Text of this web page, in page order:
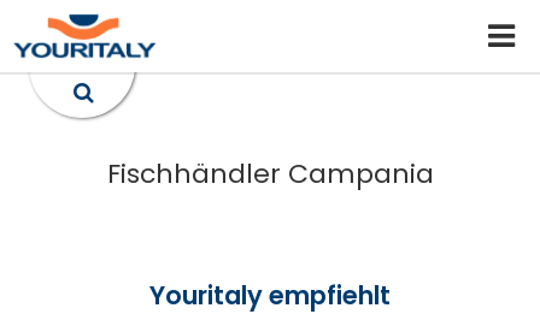
Fischhändler Campania
Youritaly empfiehlt